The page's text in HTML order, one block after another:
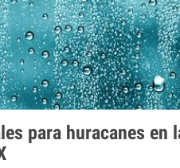
para huracanes en